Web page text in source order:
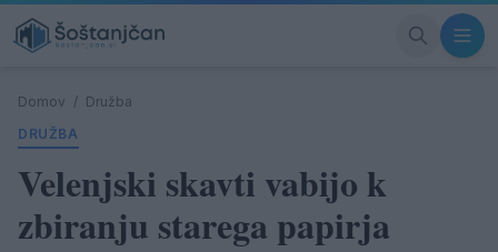
Domov / Družba
DRUŽBA
Velenjski skavti vabijo k
zbiranju starega papirja